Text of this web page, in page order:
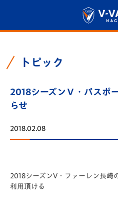
トピック
2018シーズンⅤ・パスポ
らせ
2018.02.08
2018シーズンV・ファーレン長崎
利用頂ける